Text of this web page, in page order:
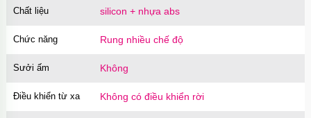
trong suốt
OPC16PR
Case trong suốt
Chất liệu silicon + nhựa abs
Chức năng Rung nhiều chế độ
Sưởi ấm Không
Điều khiển từ xa Không có điều khiển rời